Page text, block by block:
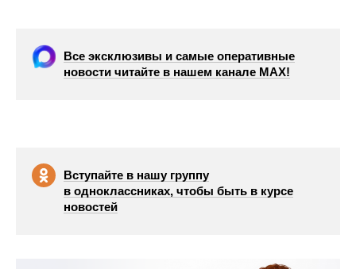
Все эксклюзивы и самые оперативные
новости читайте в нашем канале МАХ!
Вступайте в нашу группу
в одноклассниках, чтобы быть в курсе
новостей